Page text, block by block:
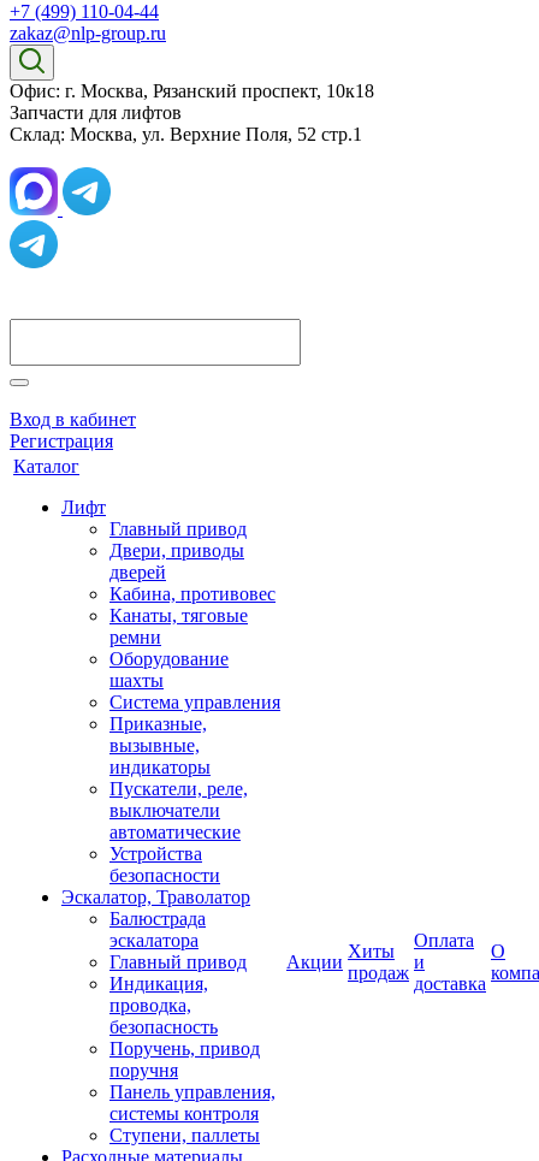
+7 (499) 110-04-44
zakaz@nlp-group.ru
Офис: г. Москва, Рязанский проспект, 10к18
Запчасти для лифтов
Склад: Москва, ул. Верхние Поля, 52 стр.1
Вход в кабинет
Регистрация
Каталог
Лифт
Главный привод
Двери, приводы
дверей
Кабина, противовес
Канаты, тяговые
ремни
Оборудование
шахты
Система управления
Приказные,
вызывные,
индикаторы
Пускатели, реле,
выключатели
автоматические
Устройства
безопасности
Эскалатор, Траволатор
Балюстрада
эскалатора
Главный привод
Индикация,
проводка,
безопасность
Поручень, привод
поручня
Панель управления,
системы контроля
Ступени, паллеты
Расходные материалы
Акции
Хиты
продаж
Оплата
и
доставка
О